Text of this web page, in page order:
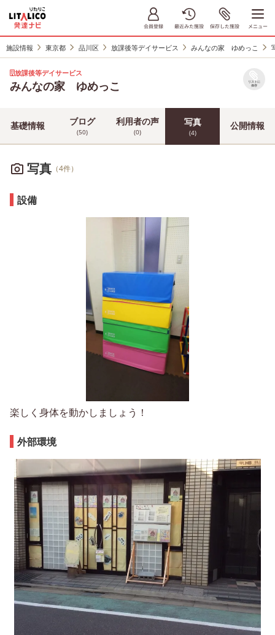
施設情報 東京都 品川区 放課後等デイサービス みんなの家 ゆめっこ
放課後等デイサービス
みんなの家 ゆめっこ リストに
保存
基礎情報 ブログ
(50)
利用者の声
(0)
写真
(4)
公開情報
写真 （4件）
設備
楽しく身体を動かしましょう！
外部環境